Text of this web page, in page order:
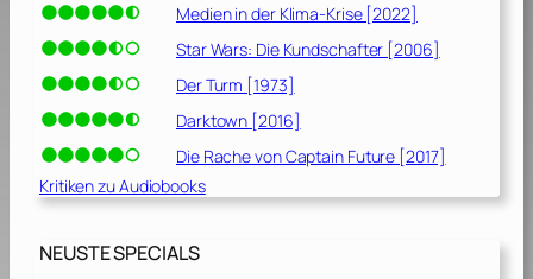
Medien in der Klima-Krise [2022]
Star Wars: Die Kundschafter [2006]
Der Turm [1973]
Darktown [2016]
Die Rache von Captain Future [2017]
Kritiken zu Audiobooks
NEUSTE SPECIALS